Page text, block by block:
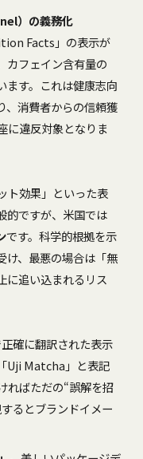
）の義務化
Facts」の表示が
カフェイン含有量の
ます。これは健康志向
、消費者からの信頼獲
に違反対象となりま
ト効果」といった表
的ですが、米国では
です。科学的根拠を示
け、最悪の場合は「無
に追い込まれるリス
確に翻訳された表示
Uji Matcha」と表記
ればただの“誤解を招
るとブランドイメー